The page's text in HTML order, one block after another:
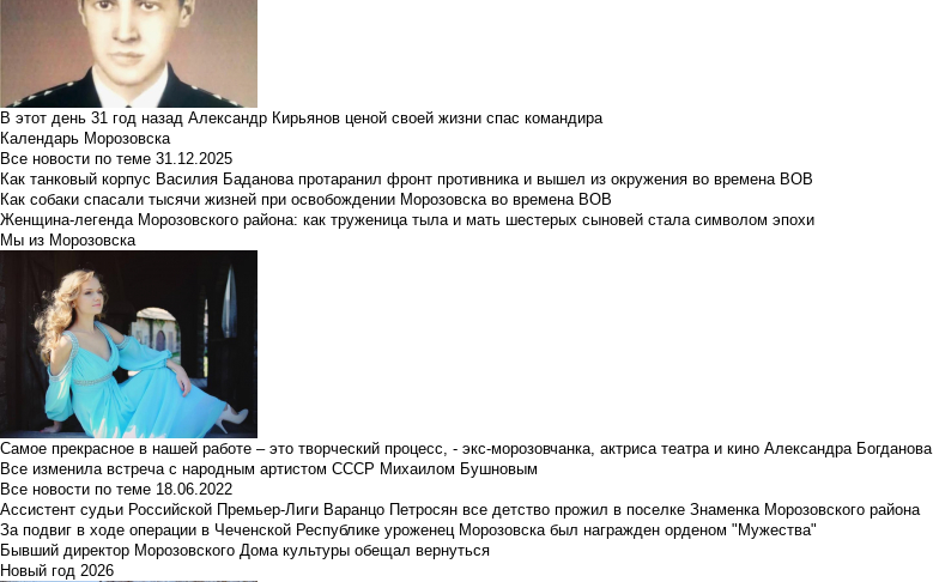
В этот день 31 год назад Александр Кирьянов ценой своей жизни спас командира
Календарь Морозовска
Все новости по теме 31.12.2025
Как танковый корпус Василия Баданова протаранил фронт противника и вышел из окружения во времена ВОВ
Как собаки спасали тысячи жизней при освобождении Морозовска во времена ВОВ
Женщина-легенда Морозовского района: как труженица тыла и мать шестерых сыновей стала символом эпохи
Мы из Морозовска
Самое прекрасное в нашей работе – это творческий процесс, - экс-морозовчанка, актриса театра и кино Александра Богданова
Все изменила встреча с народным артистом СССР Михаилом Бушновым
Все новости по теме 18.06.2022
Ассистент судьи Российской Премьер-Лиги Варанцо Петросян все детство прожил в поселке Знаменка Морозовского района
За подвиг в ходе операции в Чеченской Республике уроженец Морозовска был награжден орденом "Мужества"
Бывший директор Морозовского Дома культуры обещал вернуться
Новый год 2026